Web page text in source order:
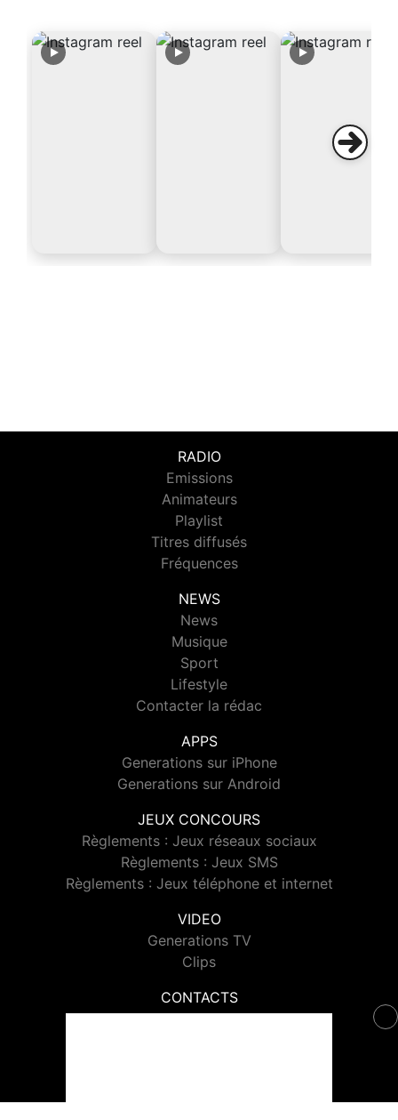
RADIO
Emissions
Animateurs
Playlist
Titres diffusés
Fréquences
NEWS
News
Musique
Sport
Lifestyle
Contacter la rédac
APPS
Generations sur iPhone
Generations sur Android
JEUX CONCOURS
Règlements : Jeux réseaux sociaux
Règlements : Jeux SMS
Règlements : Jeux téléphone et internet
VIDEO
Generations TV
Clips
CONTACTS
Contacter Generations